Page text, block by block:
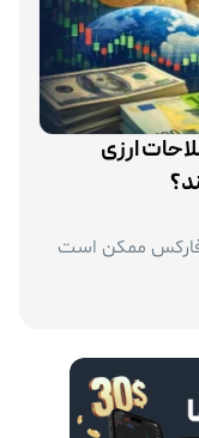
ارزی
فارکس ممکن است